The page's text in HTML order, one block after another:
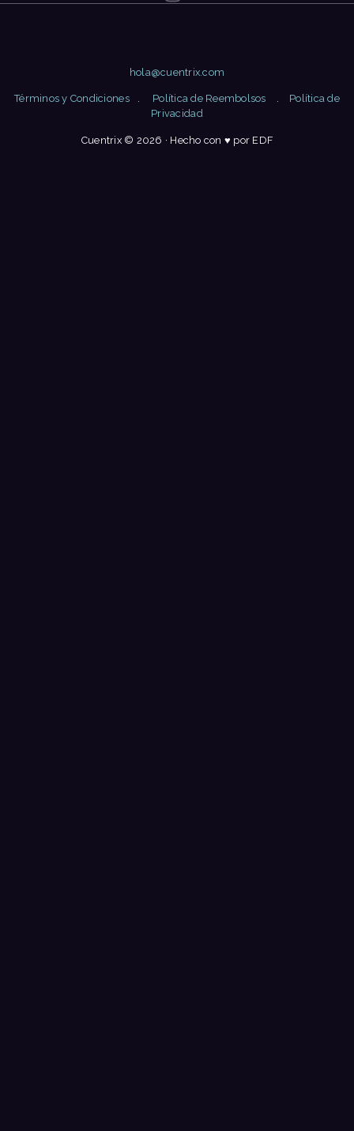
hola@cuentrix.com
Términos y Condiciones. Política de Reembolsos . Política de
Privacidad
Cuentrix © 2026 · Hecho con ♥ por EDF